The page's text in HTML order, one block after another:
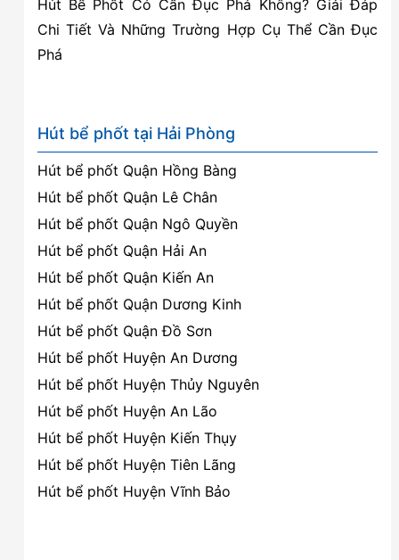
Hút Bể Phốt Có Cần Đục Phá Không? Giải Đáp
Chi Tiết Và Những Trường Hợp Cụ Thể Cần Đục
Phá
Hút bể phốt tại Hải Phòng
Hút bể phốt Quận Hồng Bàng
Hút bể phốt Quận Lê Chân
Hút bể phốt Quận Ngô Quyền
Hút bể phốt Quận Hải An
Hút bể phốt Quận Kiến An
Hút bể phốt Quận Dương Kinh
Hút bể phốt Quận Đồ Sơn
Hút bể phốt Huyện An Dương
Hút bể phốt Huyện Thủy Nguyên
Hút bể phốt Huyện An Lão
Hút bể phốt Huyện Kiến Thụy
Hút bể phốt Huyện Tiên Lãng
Hút bể phốt Huyện Vĩnh Bảo